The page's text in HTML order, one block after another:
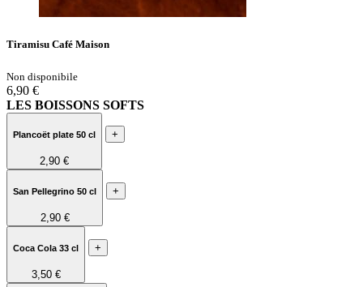
Tiramisu Café Maison
Non disponibile
6,90 €
LES BOISSONS SOFTS
Plancoët plate 50 cl
2,90 €
+
San Pellegrino 50 cl
2,90 €
+
Coca Cola 33 cl
3,50 €
+